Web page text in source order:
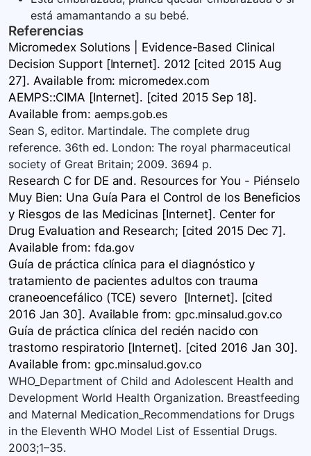
está amamantando a su bebé.
Referencias
Micromedex Solutions | Evidence-Based Clinical
Decision Support [Internet]. 2012 [cited 2015 Aug
27]. Available from: micromedex.com
AEMPS::CIMA [Internet]. [cited 2015 Sep 18].
Available from: aemps.gob.es
Sean S, editor. Martindale. The complete drug
reference. 36th ed. London: The royal pharmaceutical
society of Great Britain; 2009. 3694 p.
Research C for DE and. Resources for You - Piénselo
Muy Bien: Una Guía Para el Control de los Beneficios
y Riesgos de las Medicinas [Internet]. Center for
Drug Evaluation and Research; [cited 2015 Dec 7].
Available from: fda.gov
Guía de práctica clínica para el diagnóstico y
tratamiento de pacientes adultos con trauma
craneoencefálico (TCE) severo [Internet]. [cited
2016 Jan 30]. Available from: gpc.minsalud.gov.co
Guía de práctica clínica del recién nacido con
trastorno respiratorio [Internet]. [cited 2016 Jan 30].
Available from: gpc.minsalud.gov.co
WHO_Department of Child and Adolescent Health and
Development World Health Organization. Breastfeeding
and Maternal Medication_Recommendations for Drugs
in the Eleventh WHO Model List of Essential Drugs.
2003;1–35.